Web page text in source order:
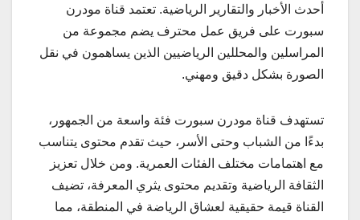
أحدث الأخبار والتقارير الرياضية. تعتمد قناة مودرن
سبورت على فريق عمل محترف يضم مجموعة من
المراسلين والمحللين الرياضيين الذين يساهمون في نقل
الصورة بشكل دقيق ومهني.
تستهدف قناة مودرن سبورت فئة واسعة من الجمهور،
بدءًا من الشباب وحتى الأسر، حيث تقدم محتوى يتناسب
مع اهتمامات مختلف الفئات العمرية. ومن خلال تعزيز
الثقافة الرياضية وتقديم محتوى يثري المعرفة، تضيف
القناة قيمة حقيقية لعشاق الرياضة في المنطقة، مما